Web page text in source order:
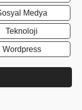
Medya
Teknoloji
Wordpress